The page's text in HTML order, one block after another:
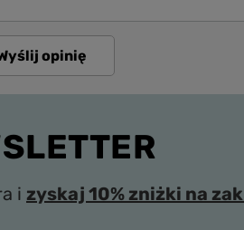
opinię
i zyskaj 10% zniżki na